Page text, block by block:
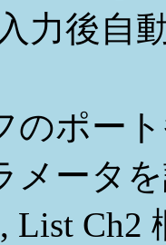
力後自
のポー
メータ
List Ch2